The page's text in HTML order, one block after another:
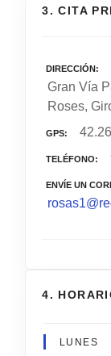
3. CITA
DIRECCIÓN
Gran Vía
Roses,
GPS
TELÉFONO
ENVÍE UN
4.
LUNES